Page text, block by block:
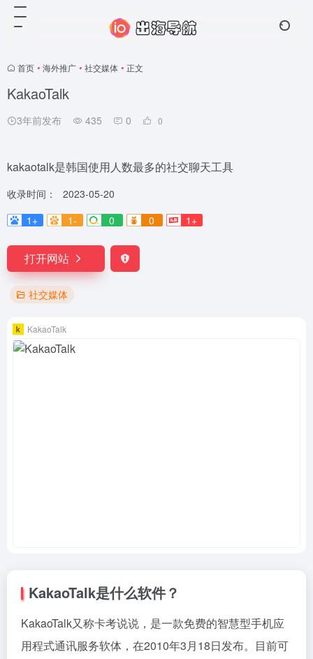
首页 • 海外推广 • 社交媒体 • 正文
KakaoTalk
3年前发布 435 0 0
kakaotalk是韩国使用人数最多的社交聊天工具
收录时间：
2023-05-20
1+
1- 0 0 1+
打开网站
社交媒体
KakaoTalk
KakaoTalk是什么软件？
KakaoTalk又称卡考说说，是一款免费的智慧型手机应
用程式通讯服务软体，在2010年3月18日发布。目前可